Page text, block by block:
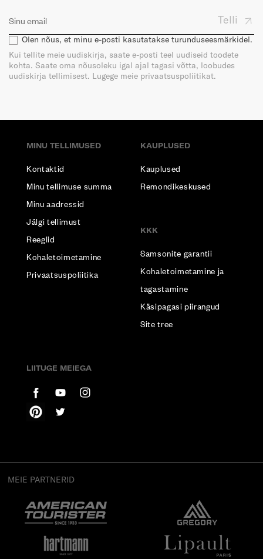
Telli
Olen nõus, et minu e-posti kasutatakse turunduseesmärkidel.
Kui tellite meie uudiskirja, saate e-posti teel uudiseid toodete
kohta. Saate oma nõusoleku igal ajal tagasi võtta, loobudes
uudiskirja tellimisest. Lugege meie privaatsuspoliitikat.
MINU TELLIMUSED
Kontaktid
Minu tellimuse summa
Minu aadressid
Jälgi tellimust
Reeglid
Kohaletoimetamine
Privaatsuspoliitika
KAUPLUSED
Kauplused
Remondikeskused
KKK
Samsonite garantii
Kohaletoimetamine ja
tagastamine
Käsipagasi piirangud
Site tree
LIITUGE MEIEGA
MEIE PARTNERID